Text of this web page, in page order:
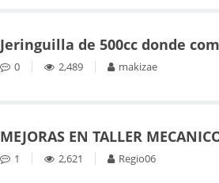
Jeringuilla de 500cc donde
0 2,489 makizae
MEJORAS EN TALLER
1 2,621 Regio06